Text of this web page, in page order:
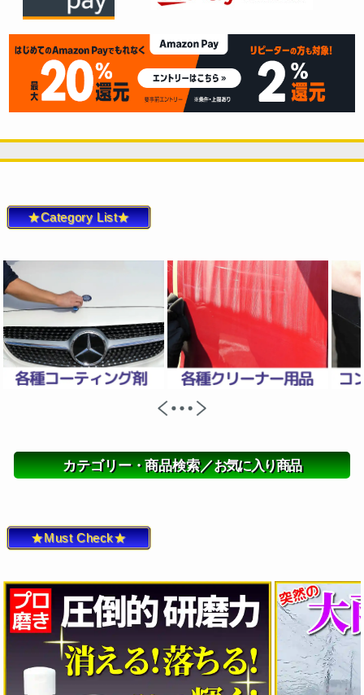
★Category List★
カテゴリー・商品検索／お気に入り商品
★Must Check★